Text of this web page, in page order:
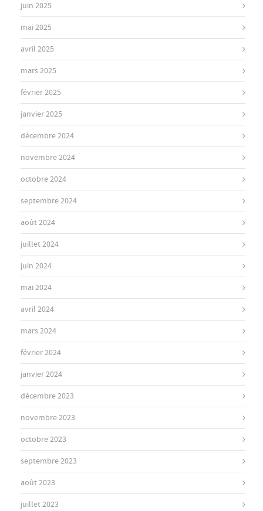
juin 2025
mai 2025
avril 2025
mars 2025
février 2025
janvier 2025
décembre 2024
novembre 2024
octobre 2024
septembre 2024
août 2024
juillet 2024
juin 2024
mai 2024
avril 2024
mars 2024
février 2024
janvier 2024
décembre 2023
novembre 2023
octobre 2023
septembre 2023
août 2023
juillet 2023